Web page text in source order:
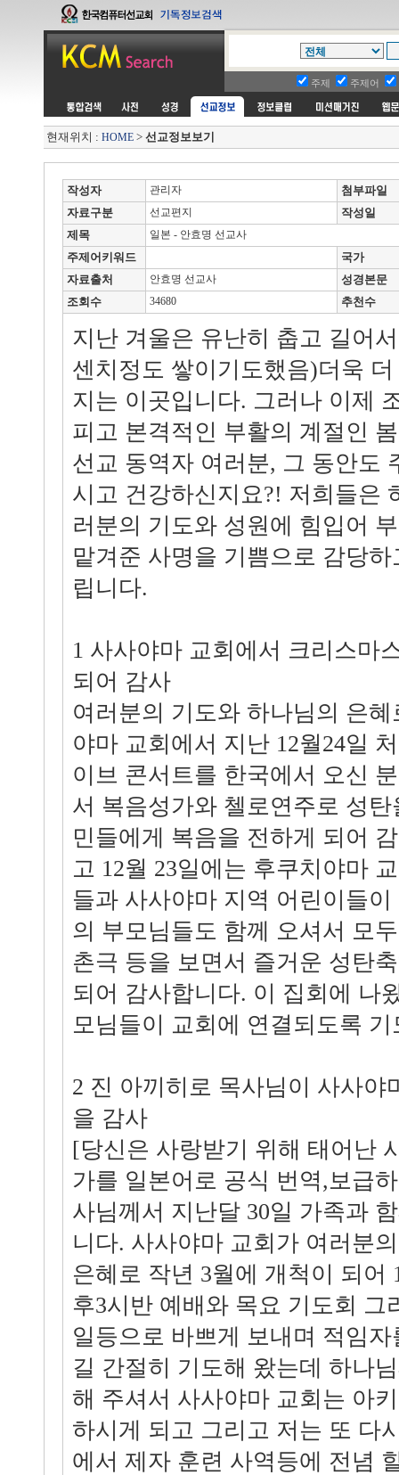
주제 주제어
현재위치 : HOME > 선교정보보기
작성자 관리자
첨부파일
자료구분
선교편지
작성일
제목
일본 - 안효명 선교사
주제어키워드
국가
자료출처
안효명 선교사
성경본문
조회수
34680 추천수
지난 겨울은 유난히 춥고 길어
센치정도 쌓이기도했음)더욱
지는 이곳입니다. 그러나 이제
피고 본격적인 부활의 계절인
선교 동역자 여러분, 그 동안도
시고 건강하신지요?! 저희들은
러분의 기도와 성원에 힘입어
맡겨준 사명을 기쁨으로 감당
립니다.
1 사사야마 교회에서 크리스마
되어 감사
여러분의 기도와 하나님의 은
야마 교회에서 지난 12월24일
이브 콘서트를 한국에서 오신
서 복음성가와 첼로연주로 성
민들에게 복음을 전하게 되어
고 12월 23일에는 후쿠치야마
들과 사사야마 지역 어린이들
의 부모님들도 함께 오셔서 모
촌극 등을 보면서 즐거운 성탄
되어 감사합니다. 이 집회에 나
모님들이 교회에 연결되도록
2 진 아끼히로 목사님이 사사야
을 감사
[당신은 사랑받기 위해 태어난
가를 일본어로 공식 번역,보급
사님께서 지난달 30일 가족과
니다. 사사야마 교회가 여러분
은혜로 작년 3월에 개척이 되어
후3시반 예배와 목요 기도회 그
일등으로 바쁘게 보내며 적임
길 간절히 기도해 왔는데 하나
해 주셔서 사사야마 교회는 아
하시게 되고 그리고 저는 또 다
에서 제자 훈련 사역등에 전념